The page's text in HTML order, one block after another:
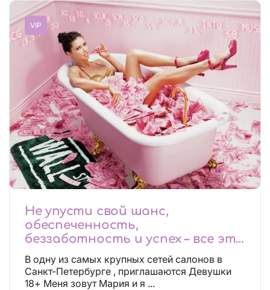
VIP
Не упусти свой шанс,
обеспеченность,
беззаботность и успех – все это
будет уже завтра, поспеши!
Лучшие условия!
В одну из самых крупных сетей салонов в
Санкт-Петербурге , приглашаются Девушки
18+ Меня зовут Мария и я ...